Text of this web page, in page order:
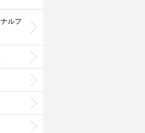
ルフ